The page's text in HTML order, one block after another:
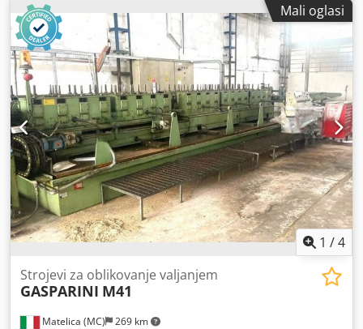
cijevi: 1/4", 1/2", 3/4", 1", 1 1/4", 1 1/2", 2"
Mali oglasi
1 /4
Matelica (MC) 269 km
Strojevi za oblikovanje valjanjem
GASPARINI M41